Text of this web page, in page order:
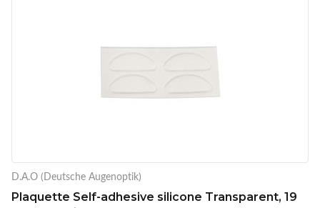
D.A.O (Deutsche Augenoptik)
Plaquette Self-adhesive silicone Transparent, 19